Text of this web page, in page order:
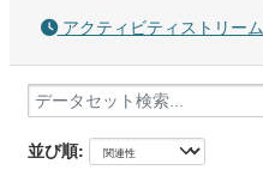
アクティビティストリーム
並び順